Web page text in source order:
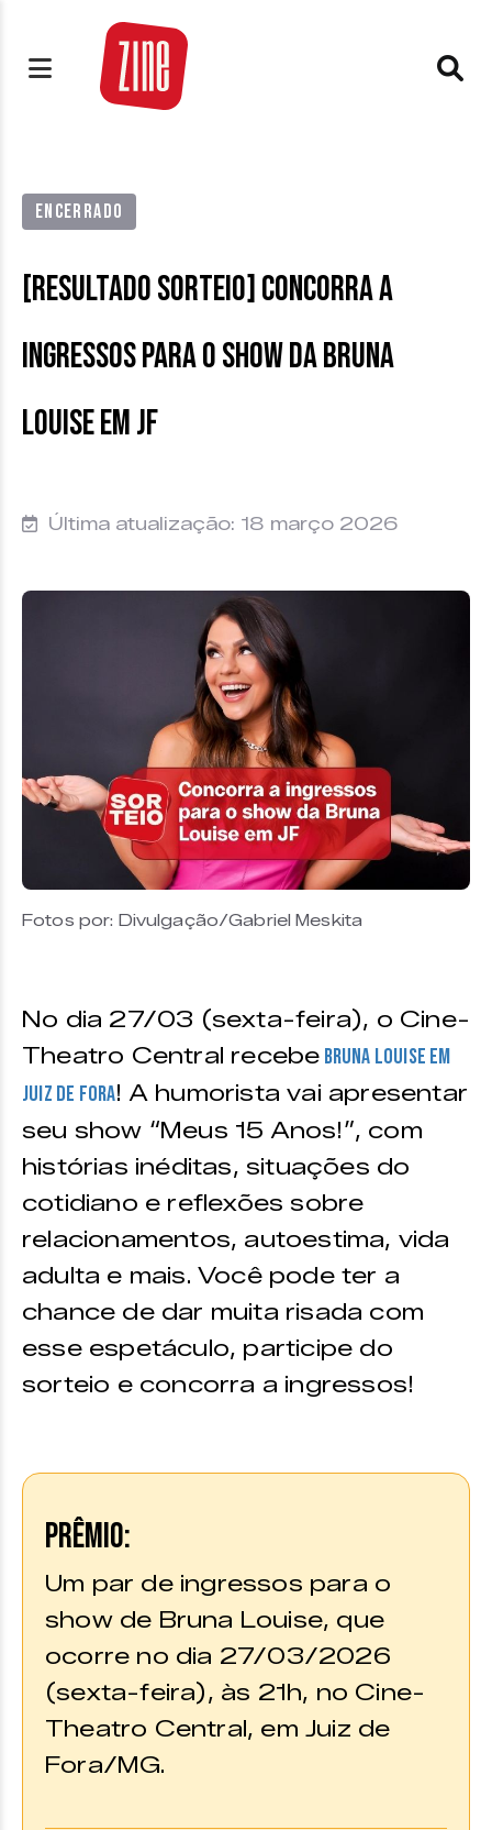
ENCERRADO
[RESULTADO SORTEIO] Concorra a
ingressos para o show da Bruna
Louise em JF
Última atualização: 18 março 2026
Fotos por: Divulgação/Gabriel Meskita
No dia 27/03 (sexta-feira), o Cine-
Theatro Central recebe Bruna Louise em
Juiz de Fora! A humorista vai apresentar
seu show “Meus 15 Anos!”, com
histórias inéditas, situações do
cotidiano e reflexões sobre
relacionamentos, autoestima, vida
adulta e mais. Você pode ter a
chance de dar muita risada com
esse espetáculo, participe do
sorteio e concorra a ingressos!
PRÊMIO:
Um par de ingressos para o
show de Bruna Louise, que
ocorre no dia 27/03/2026
(sexta-feira), às 21h, no Cine-
Theatro Central, em Juiz de
Fora/MG.